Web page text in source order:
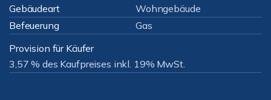
Gebäudeart
Wohngebäude
Befeuerung
Gas
Provision für Käufer
3,57 % des Kaufpreises inkl. 19% MwSt.